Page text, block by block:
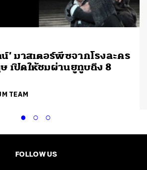
’ มาสเตอร์พีซจากโรงละคร
เปิดให้ชมผ่านยูทูบถึง 8
TEAM
FOLLOW US